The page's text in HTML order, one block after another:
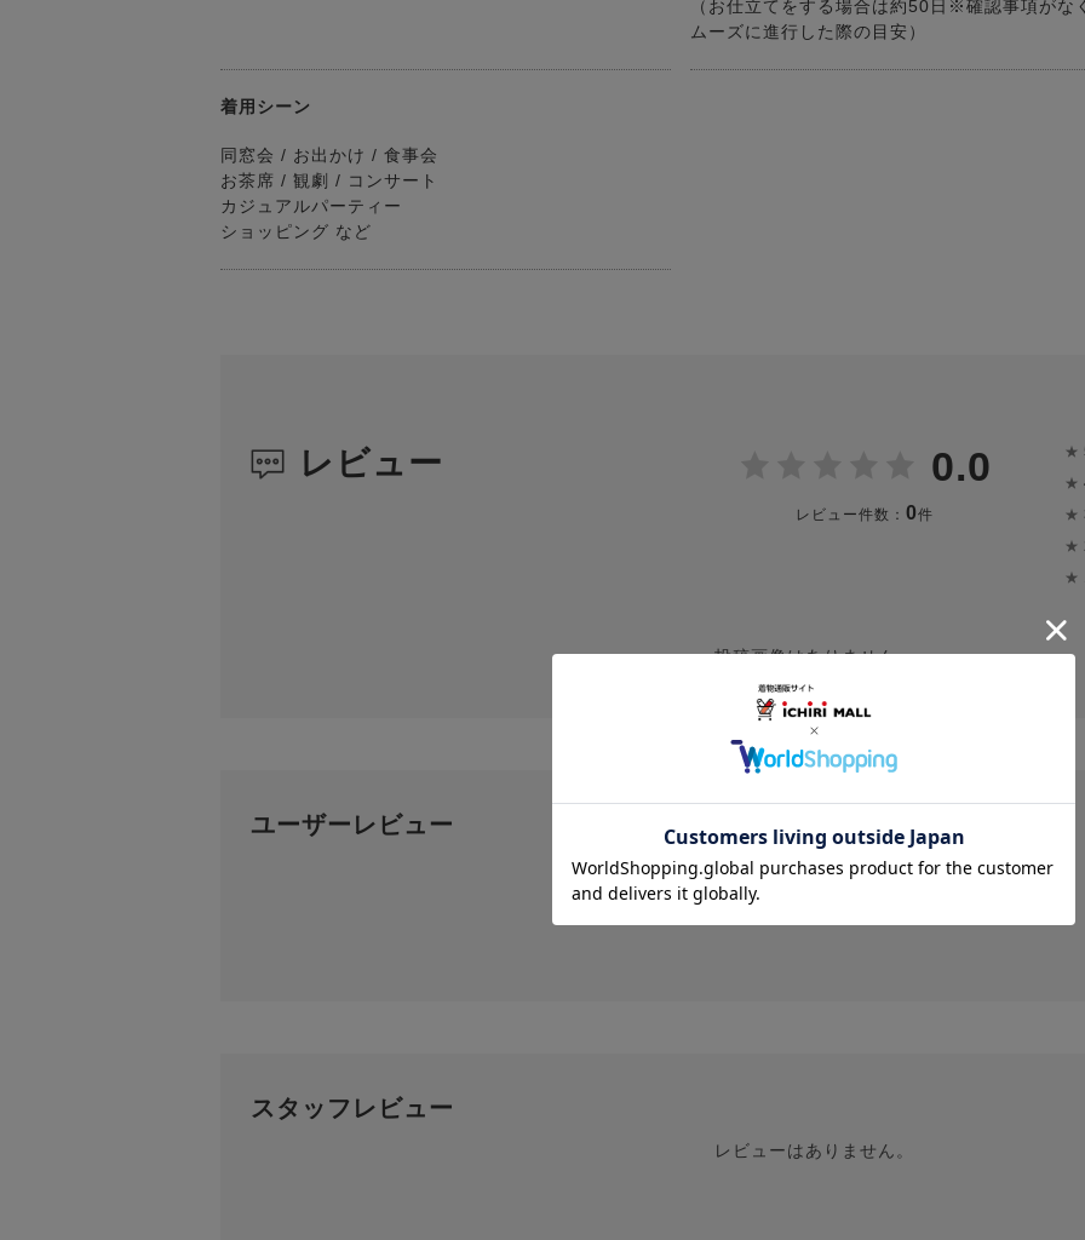
（お仕立てをする場合は約50日※確認事項がな
ムーズに進行した際の目安）
着用シーン
同窓会 / お出かけ / 食事会
お茶席 / 観劇 / コンサート
カジュアルパーティー
ショッピング など
レビュー 0.0
レビュー件数： 0件
★
★
★
★
★
投稿画像はありません。
ユーザーレビュー
レビューはありません。
スタッフレビュー
レビューはありません。